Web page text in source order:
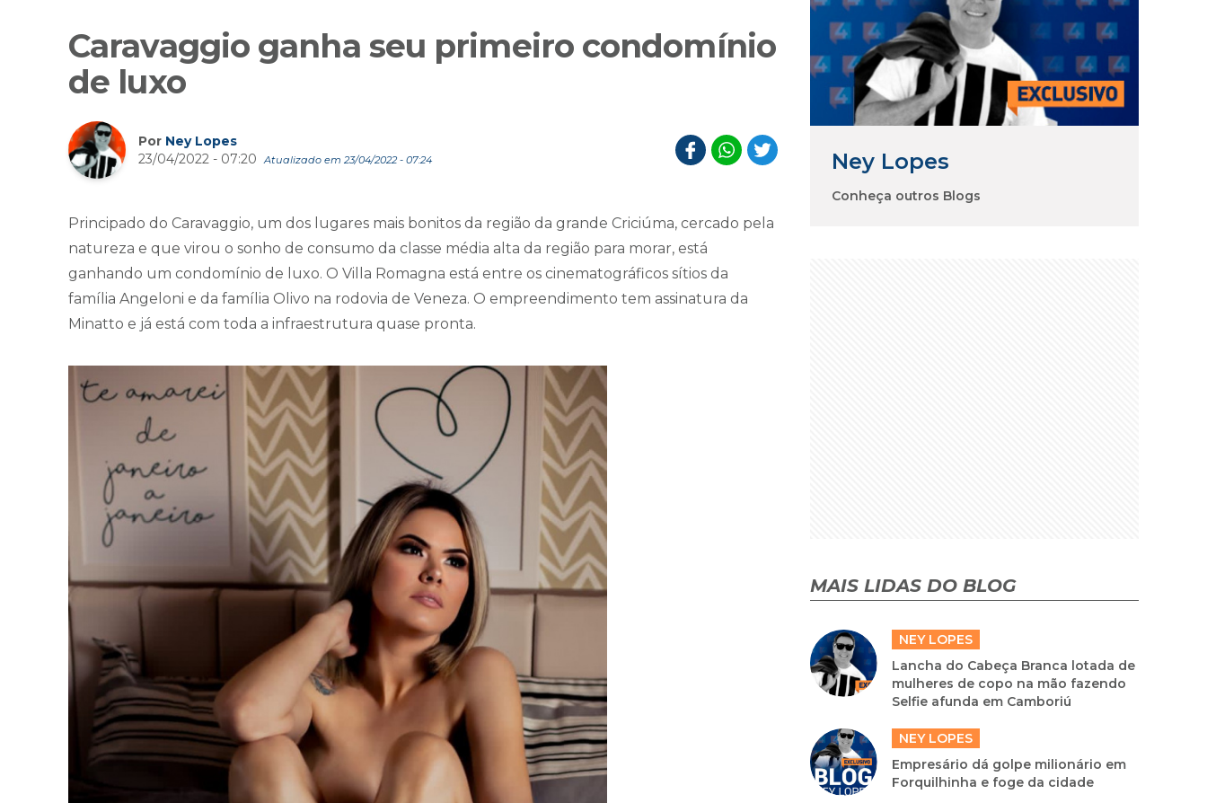
Caravaggio ganha seu primeiro condomínio
de luxo
Por Ney Lopes
23/04/2022 - 07:20
Atualizado em 23/04/2022 - 07:24
Principado do Caravaggio, um dos lugares mais bonitos da região da grande Criciúma, cercado pela
natureza e que virou o sonho de consumo da classe média alta da região para morar, está
ganhando um condomínio de luxo. O Villa Romagna está entre os cinematográficos sítios da
família Angeloni e da família Olivo na rodovia de Veneza. O empreendimento tem assinatura da
Minatto e já está com toda a infraestrutura quase pronta.
Ney Lopes
Conheça outros Blogs
MAIS LIDAS DO BLOG
NEY LOPES
Lancha do Cabeça Branca lotada de
mulheres de copo na mão fazendo
Selfie afunda em Camboriú
NEY LOPES
Empresário dá golpe milionário em
Forquilhinha e foge da cidade